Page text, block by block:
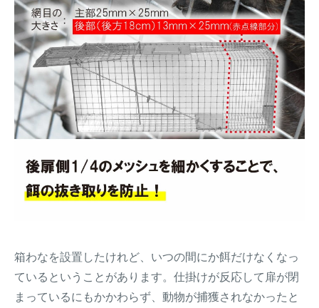
箱わなを設置したけれど、いつの間にか餌だけなくなっ
ているということがあります。仕掛けが反応して扉が閉
まっているにもかかわらず、動物が捕獲されなかったと